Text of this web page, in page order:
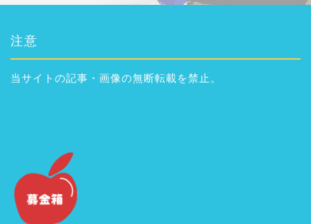
注意
当サイトの記事・画像の無断転載を禁止。